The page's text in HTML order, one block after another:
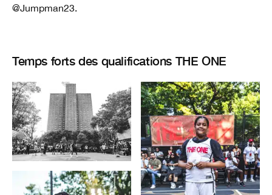
@Jumpman23.
Temps forts des qualifications THE ONE